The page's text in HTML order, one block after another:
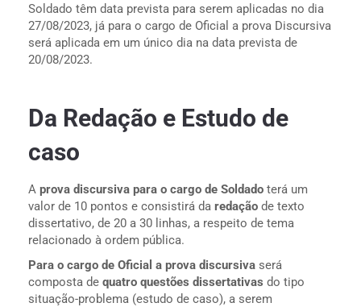
Soldado têm data prevista para serem aplicadas no dia
27/08/2023, já para o cargo de Oficial a prova Discursiva
será aplicada em um único dia na data prevista de
20/08/2023.
Da Redação e Estudo de
caso
A prova discursiva para o cargo de Soldado terá um
valor de 10 pontos e consistirá da redação de texto
dissertativo, de 20 a 30 linhas, a respeito de tema
relacionado à ordem pública.
Para o cargo de Oficial a prova discursiva será
composta de quatro questões dissertativas do tipo
situação-problema (estudo de caso), a serem